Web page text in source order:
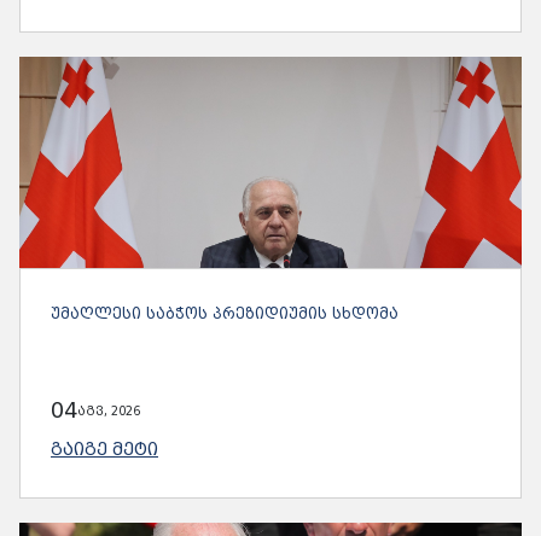
ᲣᲛᲐᲦᲚᲔᲡᲘ ᲡᲐᲑᲭᲝᲡ ᲞᲠᲔᲖᲘᲓᲘᲣᲛᲘᲡ ᲡᲮᲓᲝᲛᲐ
04აგვ, 2026
ᲒᲐᲘᲒᲔ ᲛᲔᲢᲘ